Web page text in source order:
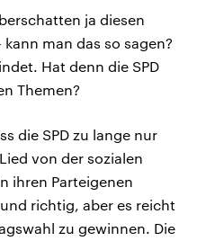
ja diesen
man das so sagen?
Hat denn die SPD
Themen?
die SPD zu lange nur
von der sozialen
ihren Parteigenen
richtig, aber es reicht
zu gewinnen. Die